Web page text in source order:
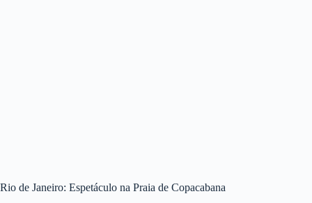
Rio de Janeiro: Espetáculo na Praia de Copacabana